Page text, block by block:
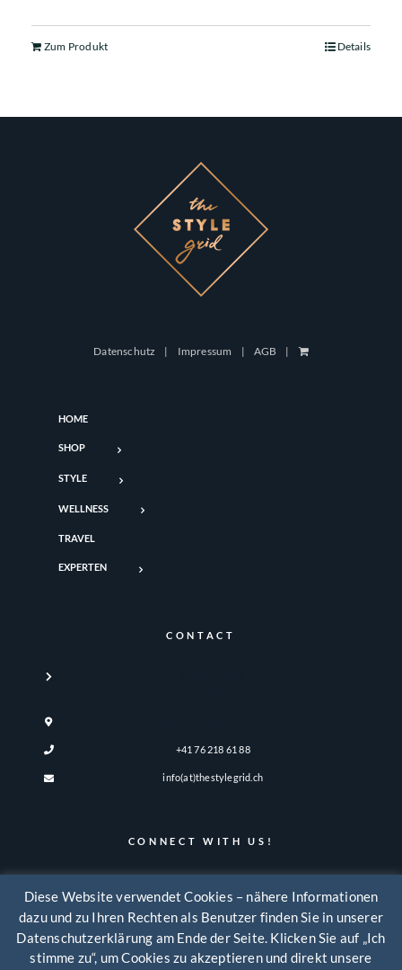
Zum Produkt Details
Datenschutz Impressum AGB
HOME
SHOP
STYLE
WELLNESS
TRAVEL
EXPERTEN
CONTACT
+41 76 218 61 88
info(at)thestylegrid.ch
CONNECT WITH US!
Diese Website verwendet Cookies – nähere Informationen
dazu und zu Ihren Rechten als Benutzer finden Sie in unserer
Datenschutzerklärung am Ende der Seite. Klicken Sie auf „Ich
stimme zu“, um Cookies zu akzeptieren und direkt unsere